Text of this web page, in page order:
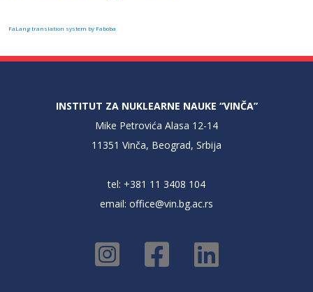
FaLang translation system by Faboba
INSTITUT ZA NUKLEARNE NAUKE “VINČA”
Mike Petrovića Alasa 12-14
11351 Vinča, Beograd, Srbija
tel: +381 11 3408 104
email: office@vin.bg.ac.rs